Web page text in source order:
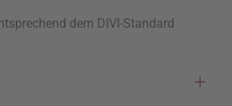
dem DIVI-Standard